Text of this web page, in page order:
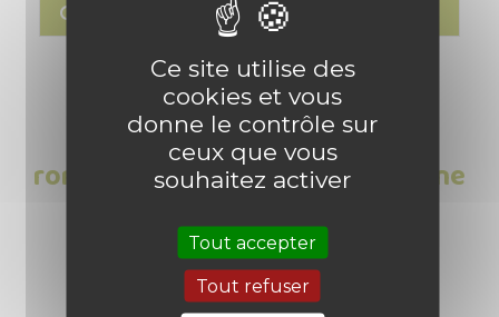
search
Les Avis clients sur Soucoupe
ronde pot de fleurs taille moyenne
1/5
Ce site utilise des
cookies et vous
donne le contrôle sur
ceux que vous
souhaitez activer
Tout accepter
Tout refuser